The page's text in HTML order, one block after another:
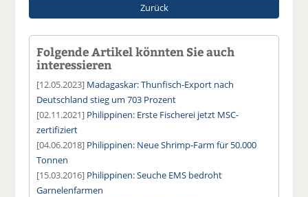
Zurück
Folgende Artikel könnten Sie auch
interessieren
[12.05.2023] Madagaskar: Thunfisch-Export nach
Deutschland stieg um 703 Prozent
[02.11.2021] Philippinen: Erste Fischerei jetzt MSC-
zertifiziert
[04.06.2018] Philippinen: Neue Shrimp-Farm für 50.000
Tonnen
[15.03.2016] Philippinen: Seuche EMS bedroht
Garnelenfarmen